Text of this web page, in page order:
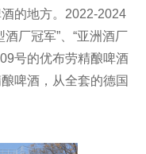
的地方。2022-2024
厂冠军”、“亚洲酒厂
号的优布劳精酿啤酒
啤酒，从全套的德国